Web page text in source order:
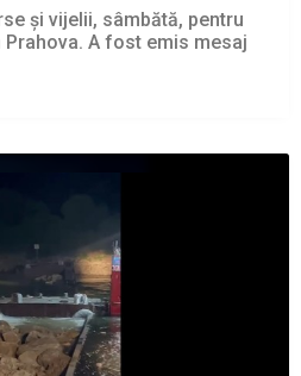
și vijelii, sâmbătă, pentru
A fost emis mesaj